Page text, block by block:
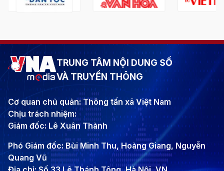
TRUNG TÂM NỘI DUNG SỐ
VÀ TRUYỀN THÔNG
Cơ quan chủ quản: Thông tấn xã Việt Nam
Chịu trách nhiệm:
Giám đốc: Lê Xuân Thành
Phó Giám đốc: Bùi Minh Thu, Hoàng Giang, Nguyễn
Quang Vũ